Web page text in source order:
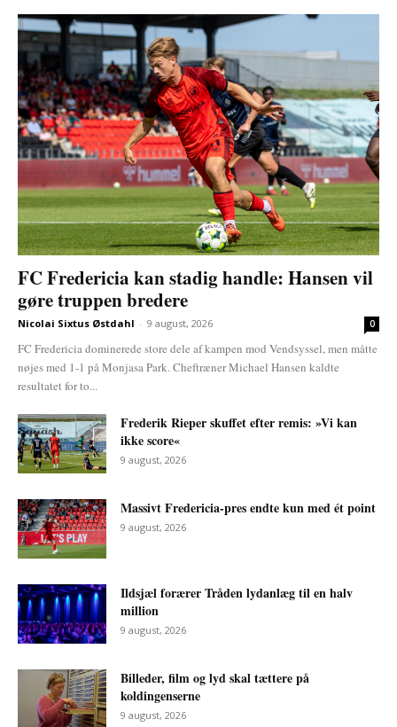
FC Fredericia kan stadig handle: Hansen vil
gøre truppen bredere
Nicolai Sixtus Østdahl - 9 august, 2026 0
FC Fredericia dominerede store dele af kampen mod Vendsyssel, men måtte
nøjes med 1-1 på Monjasa Park. Cheftræner Michael Hansen kaldte
resultatet for to...
Frederik Rieper skuffet efter remis: »Vi kan
ikke score«
9 august, 2026
Massivt Fredericia-pres endte kun med ét point
9 august, 2026
Ildsjæl forærer Tråden lydanlæg til en halv
million
9 august, 2026
Billeder, film og lyd skal tættere på
koldingenserne
9 august, 2026